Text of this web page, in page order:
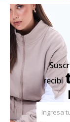
recibí